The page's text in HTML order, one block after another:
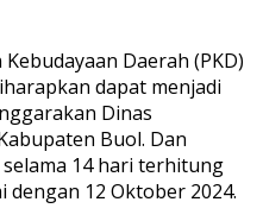
Daerah (PKD)
dapat menjadi
Dinas
Buol. Dan
14 hari terhitung
dengan 12 Oktober 2024.